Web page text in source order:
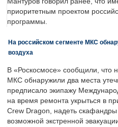
приоритетным проектом
программы.
На российском сегменте МКС
воздуха
В «Роскосмосе» сообщили, что
МКС обнаружили два места
предписало экипажу
на время ремонта укрыться в
Crew Dragon, надеть
возможной экстренной